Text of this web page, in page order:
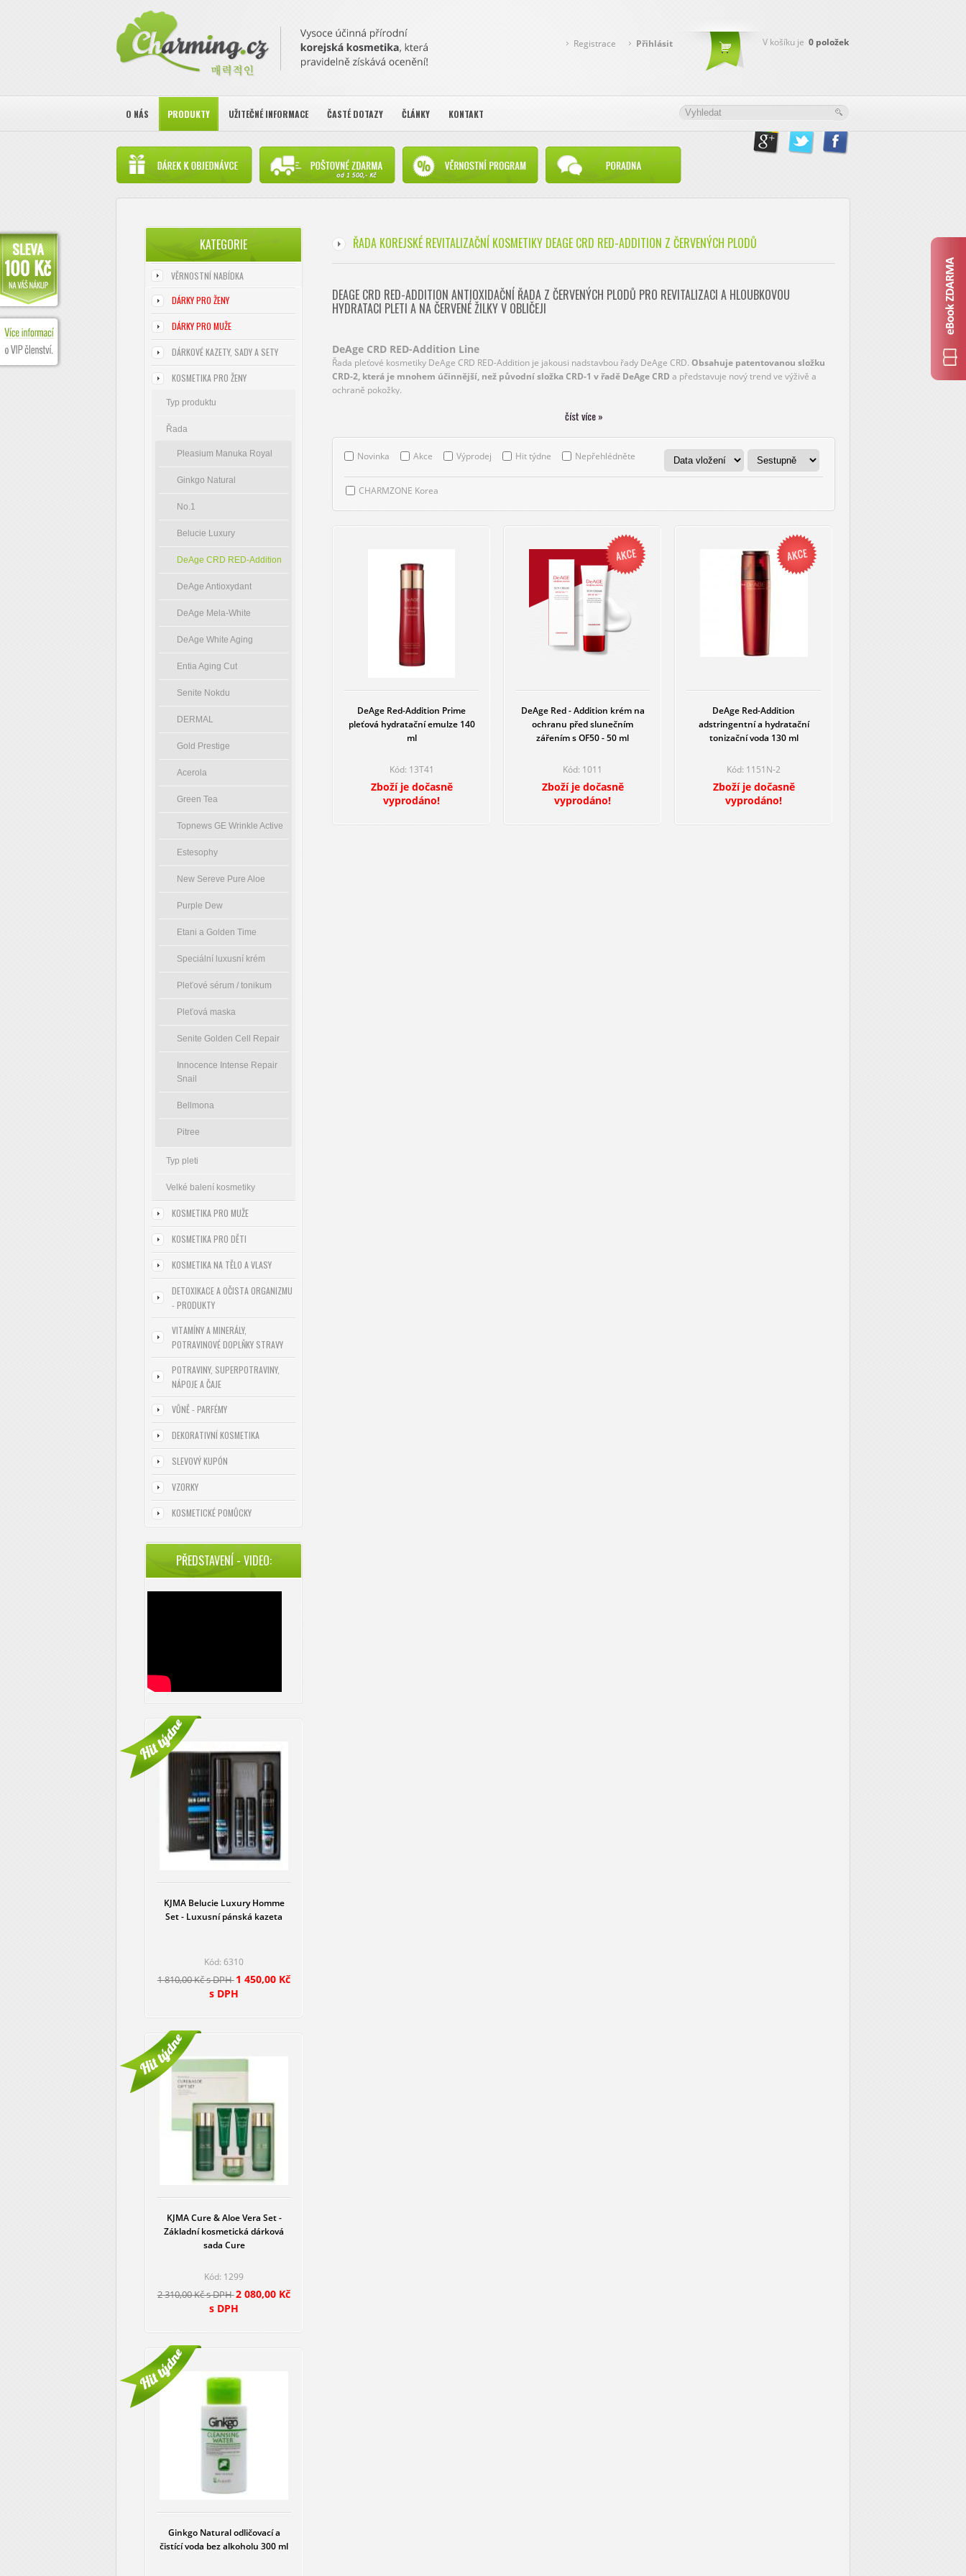
V košíku je 0 položek
Registrace Přihlásit
O NÁS PRODUKTY UŽITEČNÉ INFORMACE ČASTÉ DOTAZY ČLÁNKY KONTAKT
KATEGORIE
VĚRNOSTNÍ NABÍDKA
DÁRKY PRO ŽENY
DÁRKY PRO MUŽE
DÁRKOVÉ KAZETY, SADY A SETY
KOSMETIKA PRO ŽENY
Typ produktu
Řada
Pleasium Manuka Royal
Ginkgo Natural
No.1
Belucie Luxury
DeAge CRD RED-Addition
DeAge Antioxydant
DeAge Mela-White
DeAge White Aging
Entia Aging Cut
Senite Nokdu
DERMAL
Gold Prestige
Acerola
Green Tea
Topnews GE Wrinkle Active
Estesophy
New Sereve Pure Aloe
Purple Dew
Etani a Golden Time
Speciální luxusní krém
Pleťové sérum / tonikum
Pleťová maska
Senite Golden Cell Repair
Innocence Intense Repair
Snail
Bellmona
Pitree
Typ pleti
Velké balení kosmetiky
KOSMETIKA PRO MUŽE
KOSMETIKA PRO DĚTI
KOSMETIKA NA TĚLO A VLASY
DETOXIKACE A OČISTA ORGANIZMU
- PRODUKTY
VITAMÍNY A MINERÁLY,
POTRAVINOVÉ DOPLŇKY STRAVY
POTRAVINY, SUPERPOTRAVINY,
NÁPOJE A ČAJE
VŮNĚ - PARFÉMY
DEKORATIVNÍ KOSMETIKA
SLEVOVÝ KUPÓN
VZORKY
KOSMETICKÉ POMŮCKY
PŘEDSTAVENÍ - VIDEO:
KJMA Belucie Luxury Homme
Set - Luxusní pánská kazeta
Kód: 6310
1 810,00 Kč s DPH1 450,00 Kč
s DPH
KJMA Cure & Aloe Vera Set -
Základní kosmetická dárková
sada Cure
Kód: 1299
2 310,00 Kč s DPH2 080,00 Kč
s DPH
Ginkgo Natural odličovací a
čistící voda bez alkoholu 300 ml
ŘADA KOREJSKÉ REVITALIZAČNÍ KOSMETIKY DEAGE CRD RED-ADDITION Z ČERVENÝCH PLODŮ
DEAGE CRD RED-ADDITION ANTIOXIDAČNÍ ŘADA Z ČERVENÝCH PLODŮ PRO REVITALIZACI A HLOUBKOVOU
HYDRATACI PLETI A NA ČERVENÉ ŽILKY V OBLIČEJI
DeAge CRD RED-Addition Line
Řada pleťové kosmetiky DeAge CRD RED-Addition je jakousi nadstavbou řady DeAge CRD. Obsahuje patentovanou složku
CRD-2, která je mnohem účinnější, než původní složka CRD-1 v řadě DeAge CRD a představuje nový trend ve výživě a
ochraně pokožky.
dodává energii, posiluje elasticitu a vitalitu pleti
Oblíbená
nejúčinnějších antioxidantů - bioflavnoidy, které dokáží vaši pokožku udržet mladistvou a svěží.Patentovaný systém CRD-2
regeneruje pleťové vlásečnice a pomáhá zabraňovat vzniku a šíření popraskaných žilek. Díky této řadě bude vaše
Komplex ceramidů a tekutých krystalů s extraktem z červeného vína vytváří na povrchu
pleti ochrannou vrstvu a zároveň zpevňuje membrány buněk v pokožce.
V dnešní době chtějí mnozí z nás vypadat dobře, mít krásnou a mladistvou pleť. Proto upřednostňujeme zdravou stravu,
přemýšlíme nad tím, co vložíme do úst, co vypijeme a co si aplikujeme na pokožku.
Mezi velmi zdravé a zdraví prospěšné
potraviny patří i tzv. červené potraviny.
Právě inovovaná řada RED-Addition v sobě snoubí účinky jak řady DeAge CRD, tak i
Proto má řada RED-Addition výborné účinky obzvláště na vyčerpanou, stresovanou, ochablou a velmi
Patentovaná vylepšená složka CRD-2 je mnohem účinnější, díky MDS technologii (multi dimenzionální míře)
jsou červené extrakty lépe extrahovatelné a
mnohem rychleji a snáze se vstřebávají do pokožky
. Takže kromě výživy
zajišťují pokožce také dokonalý posilňující, revitalizační a hydratační účinek.
Účinné látky:
bioflavonoidy- účinné anioxidanty, které chrání pleť před škodlivým UV zářením a podporují dobrý stav pleťových vlásečnic,
které díky zpevněným stěnám nepraskají a pleť tak zůstává zdravá a projasněná. Účinné látky výrazně chrání pleť před
předčasným stárnutím, přispívají k její výživě a regeneraci.
- aktivní složky: lycopen, betakaroten, vitamín C atd.
účinky na pleť: antioxidační, posilující
Granátové jablko- aktivní složky: vitamín C, vitamín B, kyselina pantotenová, polyfenoly
Moruše- aktivní složky: antocyaniny
číst více »
Novinka Akce Výprodej Hit týdne Nepřehlédněte
CHARMZONE Korea
DeAge Red-Addition Prime
pleťová hydratační emulze 140
ml
Kód: 13T41
Zboží je dočasně
vyprodáno!
DeAge Red - Addition krém na
ochranu před slunečním
zářením s OF50 - 50 ml
Kód: 1011
Zboží je dočasně
vyprodáno!
DeAge Red-Addition
adstringentní a hydratační
tonizační voda 130 ml
Kód: 1151N-2
Zboží je dočasně
vyprodáno!